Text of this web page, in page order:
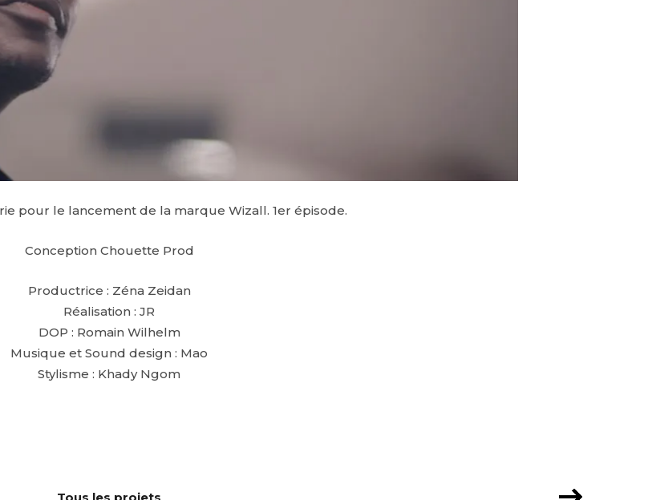
pour le lancement de la marque Wizall. 1er épisode.
Conception Chouette Prod
Productrice : Zéna Zeidan
Réalisation : JR
DOP : Romain Wilhelm
Musique et Sound design : Mao
Stylisme : Khady Ngom